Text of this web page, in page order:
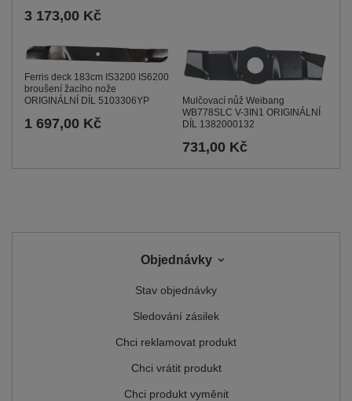
3 173,00 Kč
Ferris deck 183cm IS3200 IS6200
broušení žacího nože
ORIGINÁLNÍ DÍL 5103306YP
1 697,00 Kč
Mulčovací nůž Weibang
WB778SLC V-3IN1 ORIGINÁLNÍ
DÍL 1382000132
731,00 Kč
Objednávky
Stav objednávky
Sledování zásilek
Chci reklamovat produkt
Chci vrátit produkt
Chci produkt vyměnit